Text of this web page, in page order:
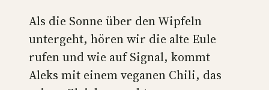
Als die Sonne über den Wipfeln
untergeht, hören wir die alte Eule
rufen und wie auf Signal, kommt
Aleks mit einem veganen Chili, das